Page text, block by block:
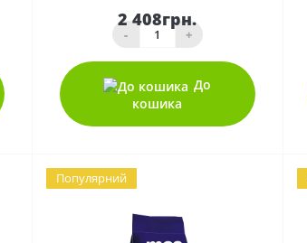
2 408грн.
- +
До
кошика
Популярний